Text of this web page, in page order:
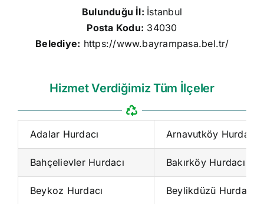
Bulunduğu İl: İstanbul
Posta Kodu: 34030
Belediye: https://www.bayrampasa.bel.tr/
Hizmet Verdiğimiz Tüm İlçeler
Adalar Hurdacı Arnavutköy Hurdacı
Bahçelievler Hurdacı Bakırköy Hurdacı
Beykoz Hurdacı Beylikdüzü Hurdacı